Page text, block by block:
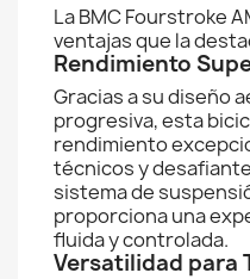
La BMC Fourstroke
ventajas que la
Rendimiento
Gracias a su diseño
progresiva, esta
rendimiento
técnicos y
sistema de
proporciona una
fluida y controlada.
Versatilidad para